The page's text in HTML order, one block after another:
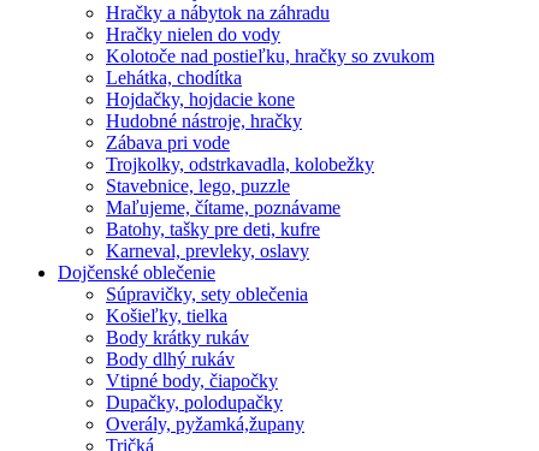
Hračky a nábytok na záhradu
Hračky nielen do vody
Kolotoče nad postieľku, hračky so zvukom
Lehátka, chodítka
Hojdačky, hojdacie kone
Hudobné nástroje, hračky
Zábava pri vode
Trojkolky, odstrkavadla, kolobežky
Stavebnice, lego, puzzle
Maľujeme, čítame, poznávame
Batohy, tašky pre deti, kufre
Karneval, prevleky, oslavy
Dojčenské oblečenie
Súpravičky, sety oblečenia
Košieľky, tielka
Body krátky rukáv
Body dlhý rukáv
Vtipné body, čiapočky
Dupačky, polodupačky
Overály, pyžamká,župany
Tričká